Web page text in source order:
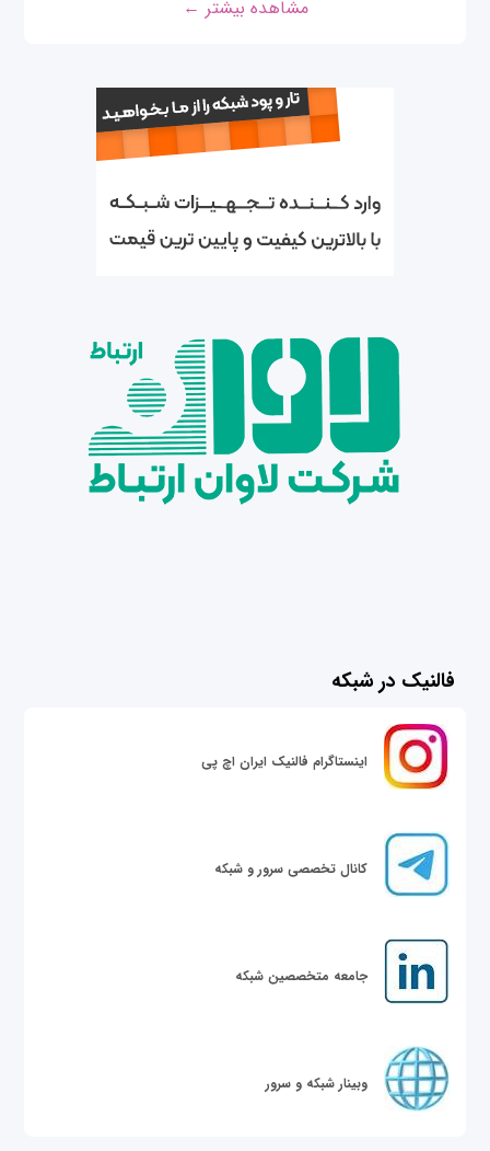
مشاهده بیشتر ←
فالنیک در شبکه
اینستاگرام فالنیک ایران اچ پی
کانال تخصصی سرور و شبکه
جامعه متخصصین شبکه
وبینار شبکه و سرور